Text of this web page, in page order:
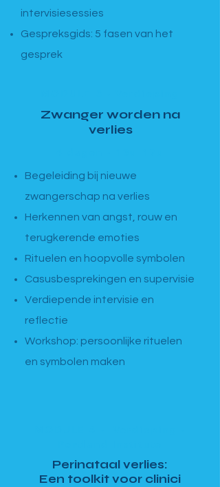
intervisiesessies
Gespreksgids: 5 fasen van het
gesprek
Zwanger worden na
verlies
Begeleiding bij nieuwe
zwangerschap na verlies
Herkennen van angst, rouw en
terugkerende emoties
Rituelen en hoopvolle symbolen
Casusbesprekingen en supervisie
Verdiepende intervisie en
reflectie
Workshop: persoonlijke rituelen
en symbolen maken
Perinataal verlies:
Een toolkit voor clinici